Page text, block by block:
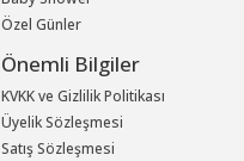
Özel Günler
Önemli Bilgiler
KVKK ve Gizlilik Politikası
Üyelik Sözleşmesi
Satış Sözleşmesi